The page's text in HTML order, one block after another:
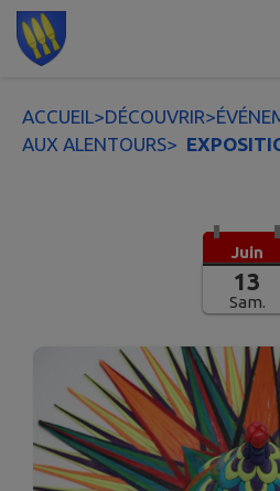
Contenu
ACCUEIL>DÉCOUVRIR>
AUX ALENTOURS>
Juin
13
Sam.